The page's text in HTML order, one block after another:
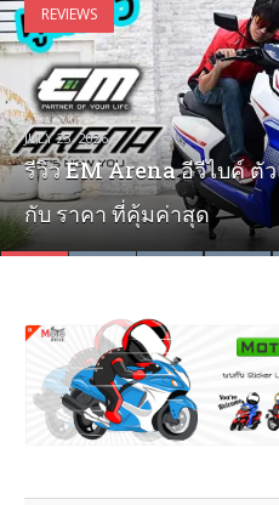
รีวิว EM Arena อีวีไบค์ ตั
กับ ราคา ที่คุ้มค่าสุด
REVIEWS
JULY 10, 2026
รีวิว 2026 Yamaha R7
อัดออปชั่นเต็ม ราคา ไม่ถึง
รีวิว Yadea GT80 นึกว่า
ขนขิง ในงบ เริ่มไม่ถึง 6 หมื่น
รีวิว ID Quantum หมวก
สนาม
รีวิว Zontes 368E ETC
ทัวริ่งที่คุ้มค่าสุด ณ ตอนนี้
รีวิว Honda ADV160
AT ที่เหมาะกับคนเมืองที่สุด
รีวิว Honda Click160 สป
ฝูง ส่วนช่วงล่างไปทำเพิ่มรั
รีวิว Honda CBR500R
เริ่ม ขี่สะดวก ไม่เมื่อย ไม่ดับ